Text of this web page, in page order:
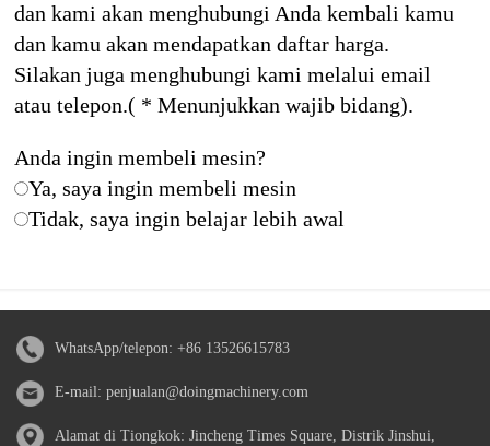
dan kami akan menghubungi Anda kembali kamu
dan kamu akan mendapatkan daftar harga.
Silakan juga menghubungi kami melalui email
atau telepon.( * Menunjukkan wajib bidang).
Anda ingin membeli mesin?
Ya, saya ingin membeli mesin
Tidak, saya ingin belajar lebih awal
WhatsApp/telepon: +86 13526615783
E-mail: penjualan@doingmachinery.com
Alamat di Tiongkok: Jincheng Times Square, Distrik Jinshui,